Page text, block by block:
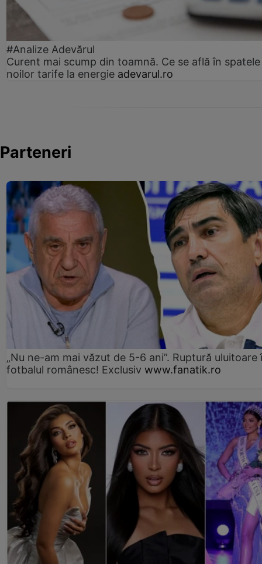
#Analize Adevărul
Curent mai scump din toamnă. Ce se află în spatele
noilor tarife la energie adevarul.ro
Parteneri
„Nu ne-am mai văzut de 5-6 ani”. Ruptură uluitoare
fotbalul românesc! Exclusiv www.fanatik.ro